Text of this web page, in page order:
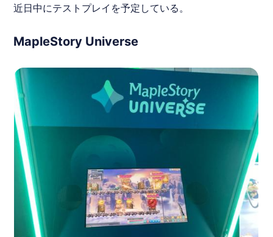
近日中にテストプレイを予定している。
MapleStory Universe